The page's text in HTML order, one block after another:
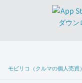
モビリコ（クルマの個人売買）